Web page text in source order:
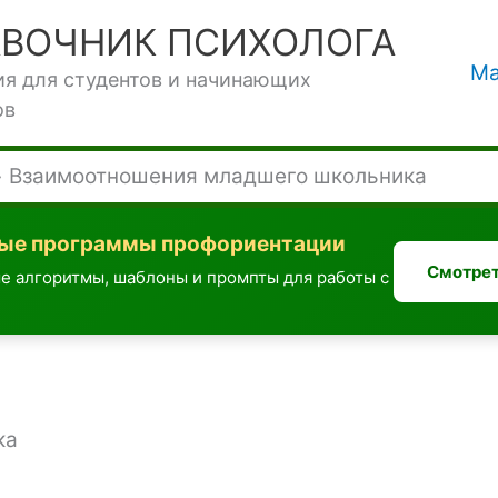
ПСИХОЛОГА
для студентов и начинающих
Взаимоотношения младшего школьника
программы профориентации
алгоритмы, шаблоны и промпты для работы с